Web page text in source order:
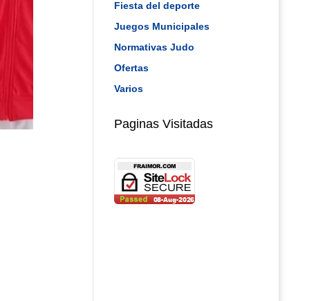
Fiesta del deporte
Juegos Municipales
Normativas Judo
Ofertas
Varios
Paginas Visitadas